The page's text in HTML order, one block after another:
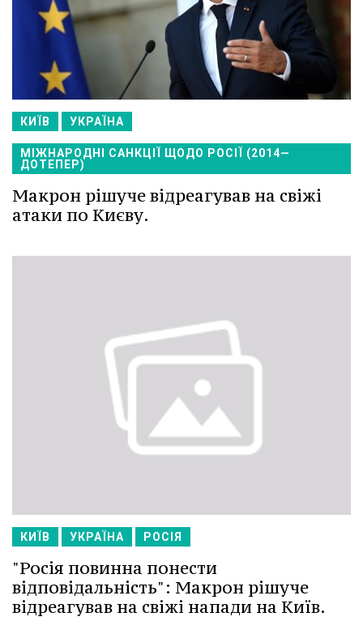
КИЇВ УКРАЇНА
МІЖНАРОДНІ САНКЦІЇ ЩОДО РОСІЇ (2014—
ДОТЕПЕР)
Макрон рішуче відреагував на свіжі
атаки по Києву.
КИЇВ УКРАЇНА РОСІЯ
"Росія повинна понести
відповідальність": Макрон рішуче
відреагував на свіжі напади на Київ.